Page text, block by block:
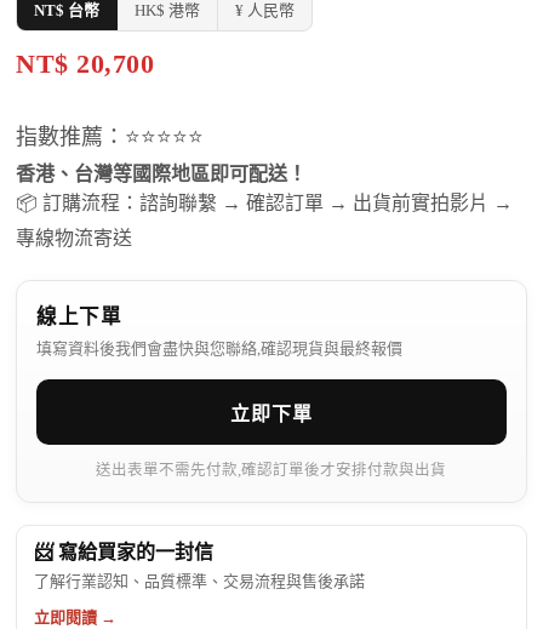
NT$ 台幣 HK$ 港幣 ¥ 人民幣
NT$ 20,700
指數推薦：⭐⭐⭐⭐⭐
香港、台灣等國際地區即可配送！
📦 訂購流程：諮詢聯繫 → 確認訂單 → 出貨前實拍影片 →
專線物流寄送
線上下單
填寫資料後我們會盡快與您聯絡,確認現貨與最終報價
立即下單
送出表單不需先付款,確認訂單後才安排付款與出貨
📨 寫給買家的一封信
了解行業認知、品質標準、交易流程與售後承諾
立即閱讀 →